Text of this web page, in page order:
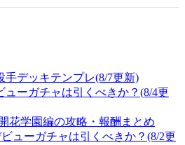
手デッキテンプレ(8/7更新)
ューガチャは引くべきか？(8/4更
花学園編の攻略・報酬まとめ
ューガチャは引くべきか？(8/2更